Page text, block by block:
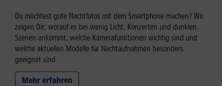
Du möchtest gute Nachtfotos mit dem Smartphone machen? Wir
zeigen Dir, worauf es bei wenig Licht, Konzerten und dunklen
Szenen ankommt, welche Kamerafunktionen wichtig sind und
welche aktuellen Modelle für Nachtaufnahmen besonders
geeignet sind.
Mehr erfahren